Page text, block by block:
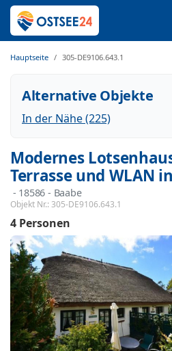
Hauptseite 305-DE9106.643.1
Alternative Objekte
In der Nähe (225)
Modernes
Terrasse und WLAN
- 18586 - Baabe
Objekt Nr.: 305-DE9106.643.1
4 Personen